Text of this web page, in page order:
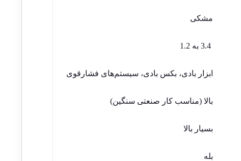
مشکی
ابزار بادی، بکس بادی، سیستم‌های فشارقوی
بالا (مناسب کار صنعتی سنگین)
بسیار بالا
بله